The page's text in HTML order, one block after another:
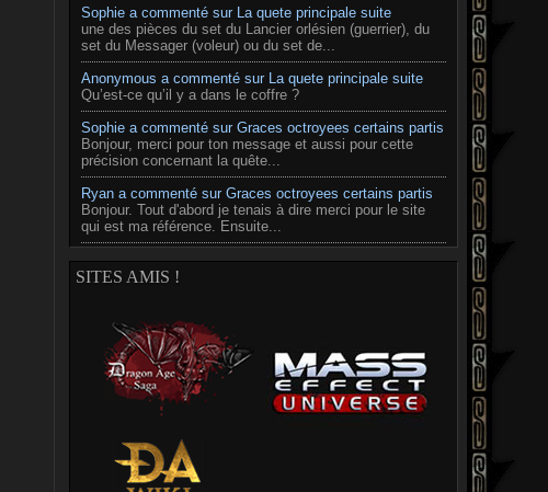
Sophie a commenté sur La quete principale suite
une des pièces du set du Lancier orlésien (guerrier), du
set du Messager (voleur) ou du set de...
Anonymous a commenté sur La quete principale suite
Qu’est-ce qu’il y a dans le coffre ?
Sophie a commenté sur Graces octroyees certains partis
Bonjour, merci pour ton message et aussi pour cette
précision concernant la quête...
Ryan a commenté sur Graces octroyees certains partis
Bonjour. Tout d'abord je tenais à dire merci pour le site
qui est ma référence. Ensuite...
SITES AMIS !